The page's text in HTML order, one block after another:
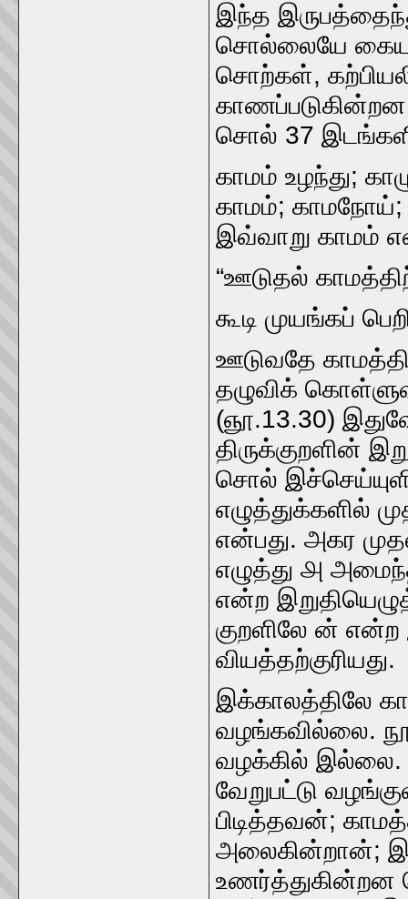
இந்த
சொல்லையே
சொற்கள்‌,
சொல்‌ 37
காமம்‌ உழந்து;
காமம்‌; காமநோய்‌;
இவ்வாறு காமம்‌
“ஊடுதல்‌
கூடி முயங்கப்‌
ஊடுவதே
தழுவிக்‌
(ஞூ.13.30)
திருக்குறளின்‌
சொல்‌
எழுத்துக்களில்‌
என்பது. அகர
எழுத்து ௮
என்ற
குறளிலே ன்‌ என்ற
வியத்தற்குரியது.
இக்காலத்திலே
வழங்கவில்லை.
வழக்கில்‌ இல்லை.
வேறுபட்டு
பிடித்தவன்‌;
அலைகின்றான்‌;
உணர்த்துகின்றன